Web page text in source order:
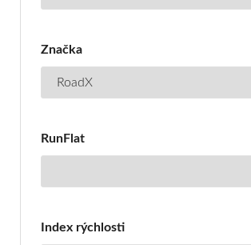
Značka
RunFlat
Index rýchlosti